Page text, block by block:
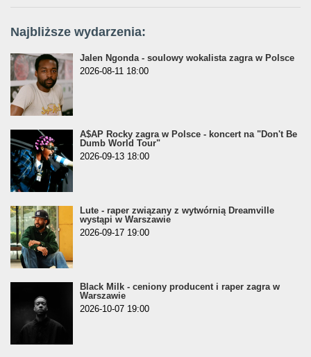
Najbliższe wydarzenia:
Jalen Ngonda - soulowy wokalista zagra w Polsce
2026-08-11 18:00
A$AP Rocky zagra w Polsce - koncert na "Don't Be
Dumb World Tour"
2026-09-13 18:00
Lute - raper związany z wytwórnią Dreamville
wystąpi w Warszawie
2026-09-17 19:00
Black Milk - ceniony producent i raper zagra w
Warszawie
2026-10-07 19:00